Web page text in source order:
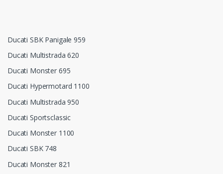
Ducati SBK Panigale 959
Ducati Multistrada 620
Ducati Monster 695
Ducati Hypermotard 1100
Ducati Multistrada 950
Ducati Sportsclassic
Ducati Monster 1100
Ducati SBK 748
Ducati Monster 821